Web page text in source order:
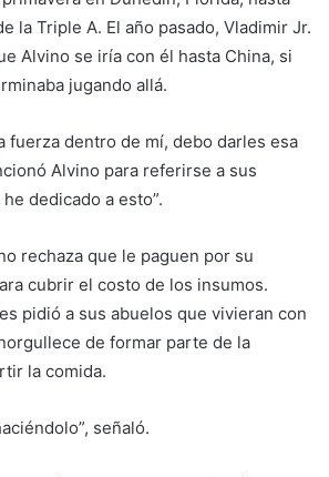
la Triple A. El año pasado, Vladimir Jr.
Alvino se iría con él hasta China, si
jugando allá.
fuerza dentro de mí, debo darles esa
Alvino para referirse a sus
dedicado a esto”.
rechaza que le paguen por su
cubrir el costo de los insumos.
pidió a sus abuelos que vivieran con
de formar parte de la
la comida.
señaló.